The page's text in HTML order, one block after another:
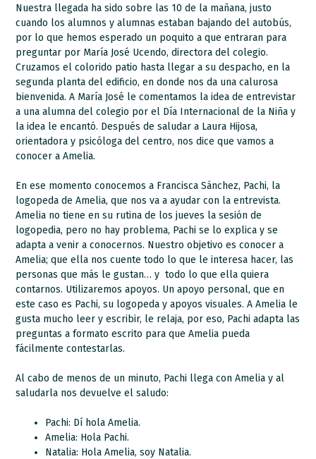
Nuestra llegada ha sido sobre las 10 de la mañana, justo
cuando los alumnos y alumnas estaban bajando del autobús,
por lo que hemos esperado un poquito a que entraran para
preguntar por María José Ucendo, directora del colegio.
Cruzamos el colorido patio hasta llegar a su despacho, en la
segunda planta del edificio, en donde nos da una calurosa
bienvenida. A María José le comentamos la idea de entrevistar
a una alumna del colegio por el Día Internacional de la Niña y
la idea le encantó. Después de saludar a Laura Hijosa,
orientadora y psicóloga del centro, nos dice que vamos a
conocer a Amelia.
En ese momento conocemos a Francisca Sánchez, Pachi, la
logopeda de Amelia, que nos va a ayudar con la entrevista.
Amelia no tiene en su rutina de los jueves la sesión de
logopedia, pero no hay problema, Pachi se lo explica y se
adapta a venir a conocernos. Nuestro objetivo es conocer a
Amelia; que ella nos cuente todo lo que le interesa hacer, las
personas que más le gustan… y todo lo que ella quiera
contarnos. Utilizaremos apoyos. Un apoyo personal, que en
este caso es Pachi, su logopeda y apoyos visuales. A Amelia le
gusta mucho leer y escribir, le relaja, por eso, Pachi adapta las
preguntas a formato escrito para que Amelia pueda
fácilmente contestarlas.
Al cabo de menos de un minuto, Pachi llega con Amelia y al
saludarla nos devuelve el saludo:
Pachi: Dí hola Amelia.
Amelia: Hola Pachi.
Natalia: Hola Amelia, soy Natalia.